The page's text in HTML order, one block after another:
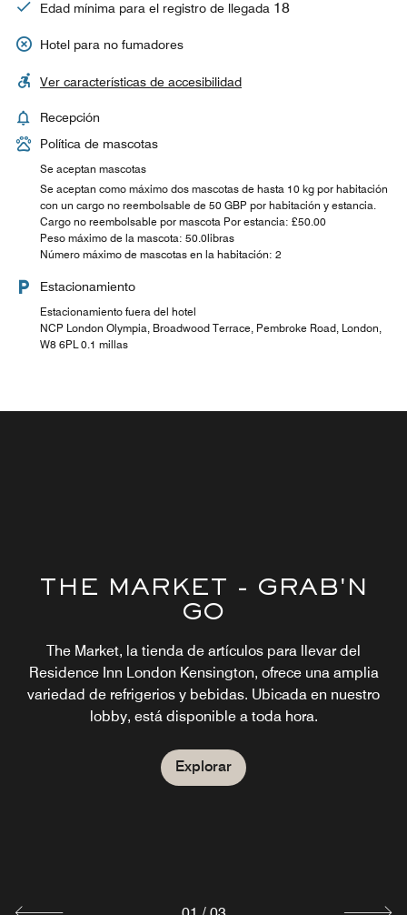
Edad mínima para el registro de llegada 18
Hotel para no fumadores
Ver características de accesibilidad
Recepción
Política de mascotas
Se aceptan mascotas
Se aceptan como máximo dos mascotas de hasta 10 kg por habitación
con un cargo no reembolsable de 50 GBP por habitación y estancia.
Cargo no reembolsable por mascota Por estancia: £50.00
Peso máximo de la mascota: 50.0libras
Número máximo de mascotas en la habitación: 2
Estacionamiento
Estacionamiento fuera del hotel
NCP London Olympia, Broadwood Terrace, Pembroke Road, London,
W8 6PL 0.1 millas
THE MARKET - GRAB'N
GO
The Market, la tienda de artículos para llevar del
Residence Inn London Kensington, ofrece una amplia
variedad de refrigerios y bebidas. Ubicada en nuestro
lobby, está disponible a toda hora.
Explorar
BUFFET BREAKFAST
De lunes a viernes, de 06:30 a 10:30 hSábados y
@THE BAR
Grab a drink at our on-site bar open 7 days a week from 5
pm.